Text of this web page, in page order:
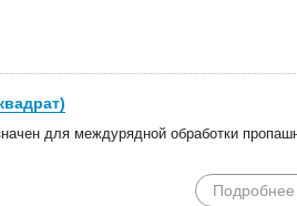
для междурядной обработки
Подробнее